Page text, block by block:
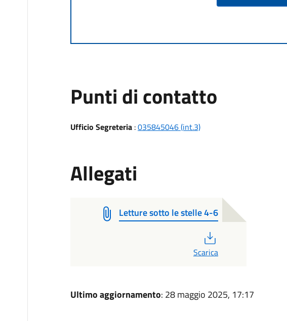
Punti di contatto
Ufficio Segreteria:035845046 (int.3)
Allegati
Letture sotto le stelle 4-6
Scarica
Ultimo aggiornamento: 28 maggio 2025, 17:17